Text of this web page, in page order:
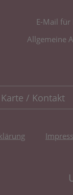
E-Mail für
Allgemeine
/ Kontakt